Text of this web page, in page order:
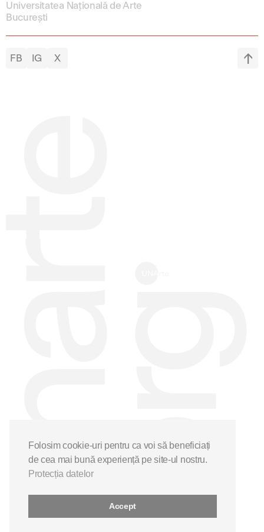
Universitatea Națională de Arte
București
FB IG X
Folosim cookie-uri pentru ca voi să beneficiați
de cea mai bună experiență pe site-ul nostru.
Protecția datelor
Accept